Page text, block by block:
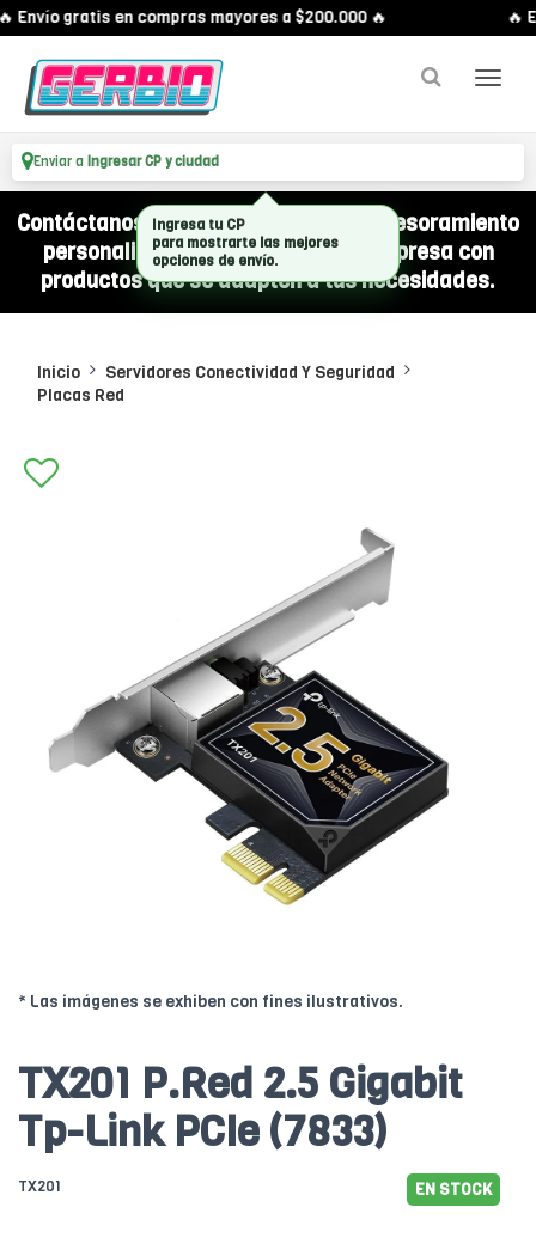
Envío gratis en compras mayores a $200.000 🔥 🔥
Enviar a Ingresar CP y ciudad
Contáctanos por WhatsApp y recibí asesoramiento
personalizado para equipar a tu empresa con
productos que se adapten a tus necesidades.
Inicio
Servidores Conectividad Y Seguridad
Placas Red
* Las imágenes se exhiben con fines ilustrativos.
TX201 P.Red 2.5 Gigabit
Tp-Link PCIe (7833)
TX201 EN STOCK
Ingresa tu CP
para mostrarte las mejores
opciones de envío.